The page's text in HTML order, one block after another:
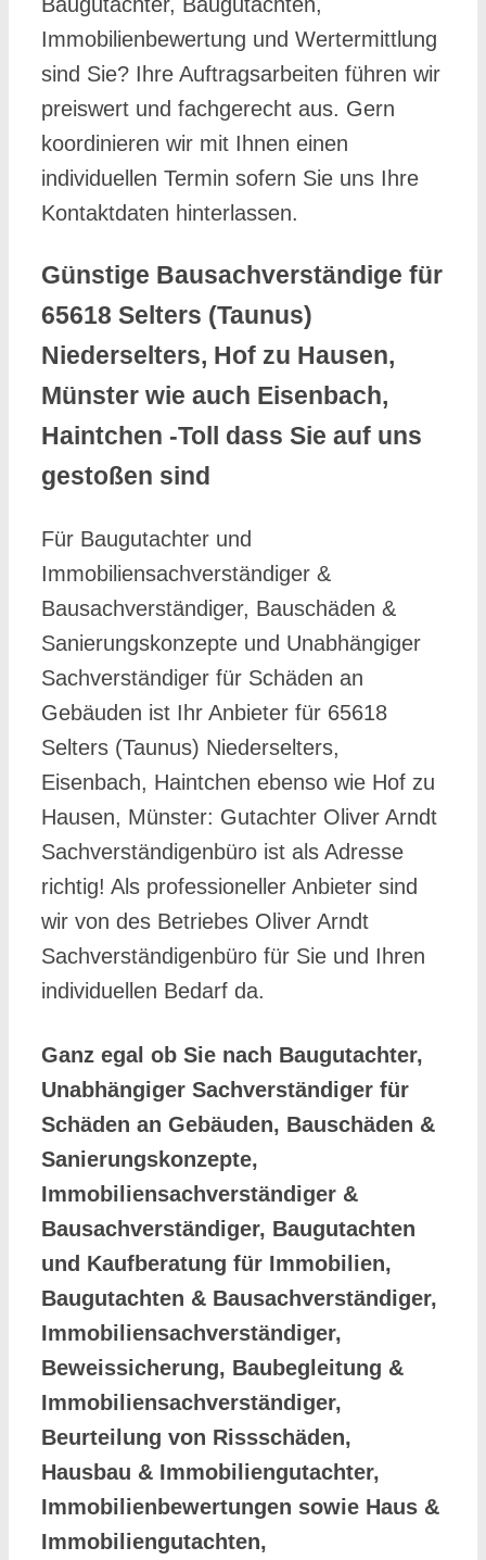
Immobilienbewertung und Wertermittlung
sind Sie? Ihre Auftragsarbeiten führen wir
preiswert und fachgerecht aus. Gern
koordinieren wir mit Ihnen einen
individuellen Termin sofern Sie uns Ihre
Kontaktdaten hinterlassen.
Günstige Bausachverständige für
65618 Selters (Taunus)
Niederselters, Hof zu Hausen,
Münster wie auch Eisenbach,
Haintchen -Toll dass Sie auf uns
gestoßen sind
Für Baugutachter und
Immobiliensachverständiger &
Bausachverständiger, Bauschäden &
Sanierungskonzepte und Unabhängiger
Sachverständiger für Schäden an
Gebäuden ist Ihr Anbieter für 65618
Selters (Taunus) Niederselters,
Eisenbach, Haintchen ebenso wie Hof zu
Hausen, Münster: Gutachter Oliver Arndt
Sachverständigenbüro ist als Adresse
richtig! Als professioneller Anbieter sind
wir von des Betriebes Oliver Arndt
Sachverständigenbüro für Sie und Ihren
individuellen Bedarf da.
Ganz egal ob Sie nach Baugutachter,
Unabhängiger Sachverständiger für
Schäden an Gebäuden, Bauschäden &
Sanierungskonzepte,
Immobiliensachverständiger &
Bausachverständiger, Baugutachten
und Kaufberatung für Immobilien,
Baugutachten & Bausachverständiger,
Immobiliensachverständiger,
Beweissicherung, Baubegleitung &
Immobiliensachverständiger,
Beurteilung von Rissschäden,
Hausbau & Immobiliengutachter,
Immobilienbewertungen sowie Haus &
Immobiliengutachten,